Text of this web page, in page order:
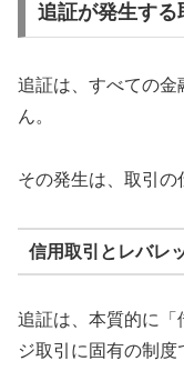
追証が発生する
追証は、すべての金
ん。
その発生は、取引の
信用取引とレバレ
追証は、本質的に「
ジ取引に固有の制度